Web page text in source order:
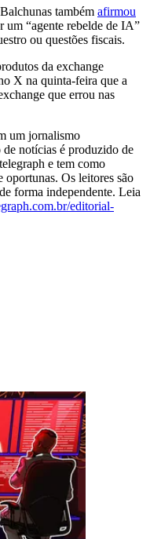
também afirmou
um “agente rebelde de IA”
ou questões fiscais.
da exchange
X na quinta-feira que a
que errou nas
um jornalismo
de notícias é produzido de
e tem como
Os leitores são
forma independente. Leia
editorial-